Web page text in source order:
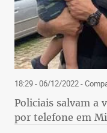
18:29 - 06/12/2022-
Policiais salvam a
por telefone em